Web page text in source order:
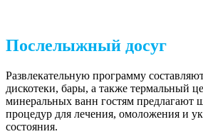
Послелыжный досуг
Развлекательную программу
дискотеки, бары, а также термальный
минеральных ванн гостям предлагают
процедур для лечения, омоложения и
состояния.